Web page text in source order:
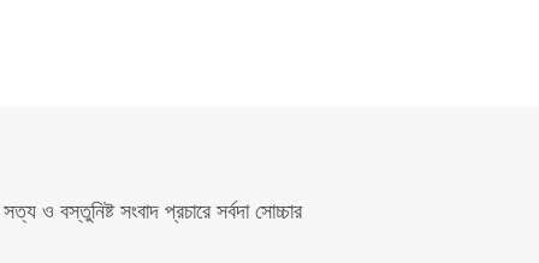
সত্য ও বস্তুনিষ্ট সংবাদ প্রচারে সর্বদা সোচ্চার